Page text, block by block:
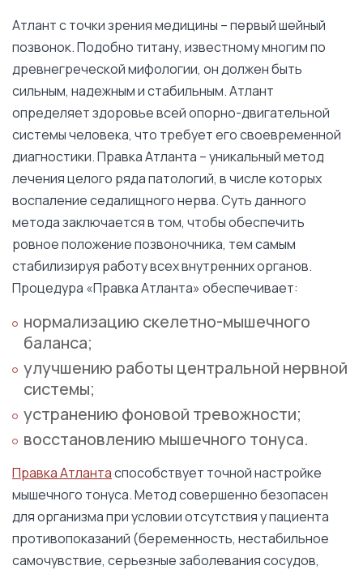
Атлант с точки зрения медицины – первый шейный
позвонок. Подобно титану, известному многим по
древнегреческой мифологии, он должен быть
сильным, надежным и стабильным. Атлант
определяет здоровье всей опорно-двигательной
системы человека, что требует его своевременной
диагностики. Правка Атланта – уникальный метод
лечения целого ряда патологий, в числе которых
воспаление седалищного нерва. Суть данного
метода заключается в том, чтобы обеспечить
ровное положение позвоночника, тем самым
стабилизируя работу всех внутренних органов.
Процедура «Правка Атланта» обеспечивает:
нормализацию скелетно-мышечного
баланса;
улучшению работы центральной нервной
системы;
устранению фоновой тревожности;
восстановлению мышечного тонуса.
Правка Атлантаспособствует точной настройке
мышечного тонуса. Метод совершенно безопасен
для организма при условии отсутствия у пациента
противопоказаний (беременность, нестабильное
самочувствие, серьезные заболевания сосудов,